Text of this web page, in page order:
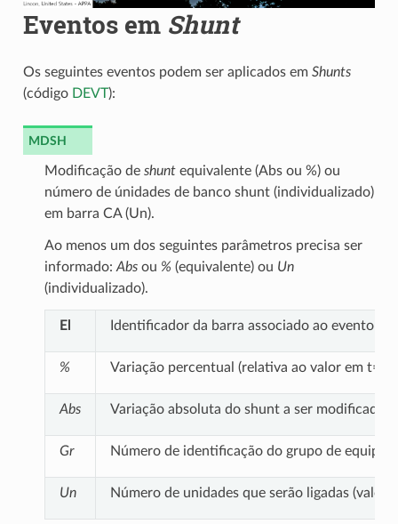
Eventos em Shunt
Os seguintes eventos podem ser aplicados em Shunts
(código DEVT):
MDSH
Modificação de shuntequivalente (Abs ou %) ou
número de únidades de banco shunt (individualizado)
em barra CA (Un).
Ao menos um dos seguintes parâmetros precisa ser
informado:Absou % (equivalente) ou Un
(individualizado).
El Identificador da barra associado ao evento
% Variação percentual (relativa ao valor em
Abs Variação absoluta do shunt a ser modificado
Gr Número de identificação do grupo de
Un Número de unidades que serão ligadas